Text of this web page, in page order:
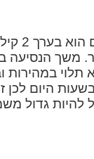
המרחק בין
משך הנסיעה
הוא בערך 2 דקות והוא תלוי
היום לכן
להיות גדול